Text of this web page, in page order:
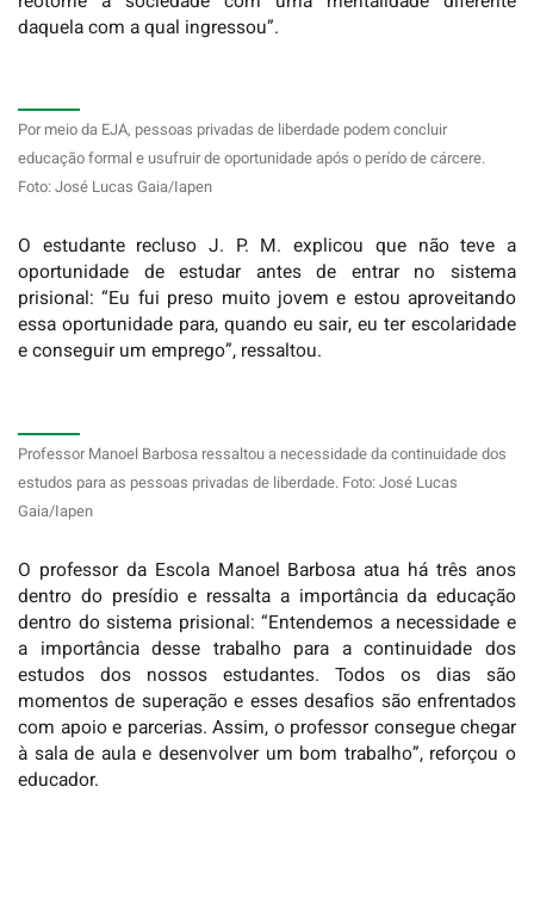
daquela com a qual ingressou”.
Por meio da EJA, pessoas privadas de liberdade podem concluir
educação formal e usufruir de oportunidade após o perído de cárcere.
Foto: José Lucas Gaia/Iapen
O estudante recluso J. P. M. explicou que não teve a
oportunidade de estudar antes de entrar no sistema
prisional: “Eu fui preso muito jovem e estou aproveitando
essa oportunidade para, quando eu sair, eu ter escolaridade
e conseguir um emprego”, ressaltou.
Professor Manoel Barbosa ressaltou a necessidade da continuidade dos
estudos para as pessoas privadas de liberdade. Foto: José Lucas
Gaia/Iapen
O professor da Escola Manoel Barbosa atua há três anos
dentro do presídio e ressalta a importância da educação
dentro do sistema prisional: “Entendemos a necessidade e
a importância desse trabalho para a continuidade dos
estudos dos nossos estudantes. Todos os dias são
momentos de superação e esses desafios são enfrentados
com apoio e parcerias. Assim, o professor consegue chegar
à sala de aula e desenvolver um bom trabalho”, reforçou o
educador.